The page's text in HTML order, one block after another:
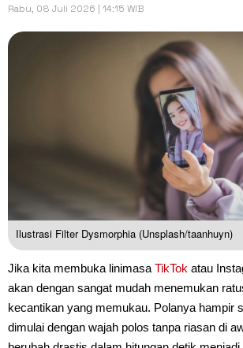
Rabu, 08 Juli 2026 | 14:15 WIB
Ilustrasi Filter Dysmorphia (Unsplash/taanhuyn)
Jika kita membuka linimasa TikTok atau
akan dengan sangat mudah menemukan
kecantikan yang memukau. Polanya hampir
dimulai dengan wajah polos tanpa riasan di